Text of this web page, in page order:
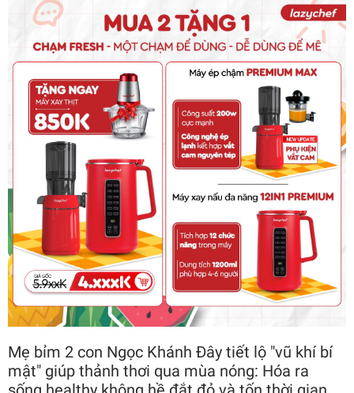
Mẹ bỉm 2 con Ngọc Khánh Đây tiết lộ "vũ khí bí
mật" giúp thảnh thơi qua mùa nóng: Hóa ra